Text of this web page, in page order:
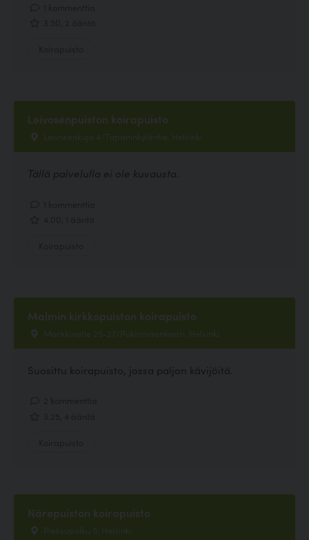
Leivosenpuiston koirapuisto
Leivosenkuja 4/Tapaninkyläntie, Helsinki
Tällä palvelulla ei ole kuvausta.
Malmin kirkkopuiston koirapuisto
Markkinatie 25-27/Pukinmäenkaari, Helsinki
Suosittu koirapuisto, jossa paljon kävijöitä.
Närepuiston koirapuisto
Pieksupolku 5, Helsinki